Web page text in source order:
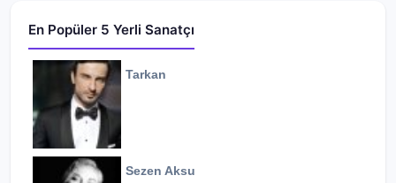
En Popüler 5 Yerli Sanatçı
Tarkan
Sezen Aksu